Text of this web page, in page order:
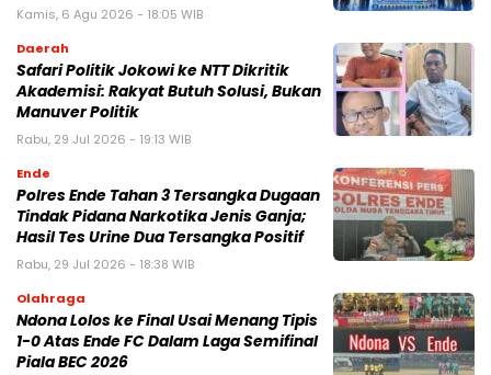
Kamis, 6 Agu 2026 - 18:05 WIB
Daerah
Safari Politik Jokowi ke NTT Dikritik
Akademisi: Rakyat Butuh Solusi, Bukan
Manuver Politik
Rabu, 29 Jul 2026 - 19:13 WIB
Ende
Polres Ende Tahan 3 Tersangka Dugaan
Tindak Pidana Narkotika Jenis Ganja;
Hasil Tes Urine Dua Tersangka Positif
Rabu, 29 Jul 2026 - 18:38 WIB
Olahraga
Ndona Lolos ke Final Usai Menang Tipis
1-0 Atas Ende FC Dalam Laga Semifinal
Piala BEC 2026